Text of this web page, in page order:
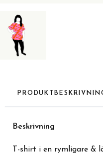
Beskrivning
T-shirt i en rymligare &